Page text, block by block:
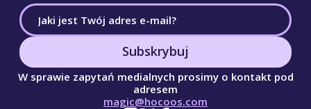
Subskrybuj
W sprawie zapytań medialnych prosimy o kontakt pod
adresem
magic@hocoos.com